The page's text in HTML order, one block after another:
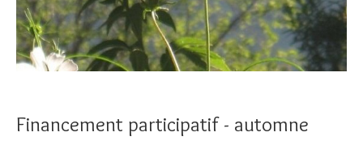
Financement participatif - automne